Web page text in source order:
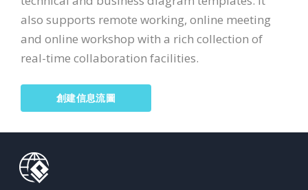
also supports remote working, online meeting
and online workshop with a rich collection of
real-time collaboration facilities.
創建信息流圖